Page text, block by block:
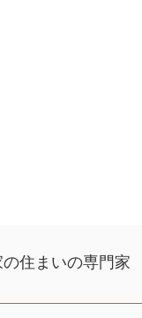
住まいの専門家